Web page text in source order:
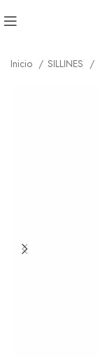
Inicio SILLINES